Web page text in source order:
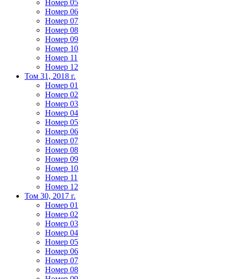
Номер 05
Номер 06
Номер 07
Номер 08
Номер 09
Номер 10
Номер 11
Номер 12
Том 31, 2018 г.
Номер 01
Номер 02
Номер 03
Номер 04
Номер 05
Номер 06
Номер 07
Номер 08
Номер 09
Номер 10
Номер 11
Номер 12
Том 30, 2017 г.
Номер 01
Номер 02
Номер 03
Номер 04
Номер 05
Номер 06
Номер 07
Номер 08